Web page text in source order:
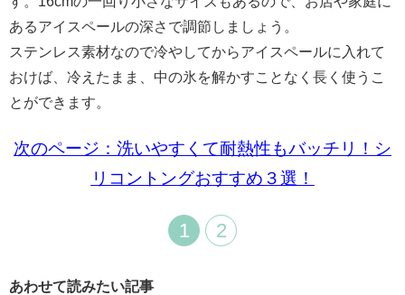
あるアイスペールの深さで調節しましょう。
ステンレス素材なので冷やしてからアイスペールに入れて
おけば、冷えたまま、中の氷を解かすことなく長く使うこ
とができます。
次のページ：洗いやすくて耐熱性もバッチリ！シ
リコントングおすすめ３選！
1 2
あわせて読みたい記事